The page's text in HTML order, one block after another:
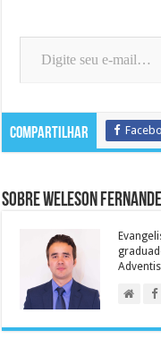
Digite seu e-mail…
Compartilhar
Sobre Weleson